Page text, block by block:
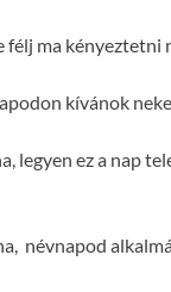
félj ma kényeztetni
kívánok
legyen ez a nap
névnapod